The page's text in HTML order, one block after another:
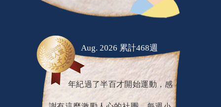
年紀過了半百才開始運動，感
謝有這麼激勵人心的社團，每週小